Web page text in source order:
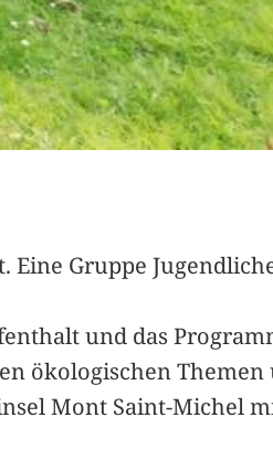
Eine Gruppe
und das
ökologischen Themen
Mont Saint-Michel